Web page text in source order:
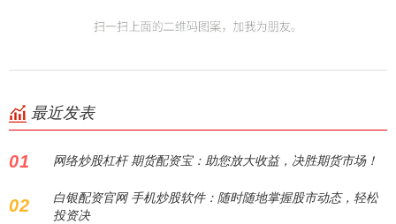
最近发表
01 网络炒股杠杆 期货配资宝：助您放大收益，决胜期货市场！
02
白银配资官网 手机炒股软件：随时随地掌握股市动态，轻松
投资决